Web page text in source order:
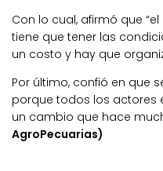
Con lo cual, afirmó que
tiene que tener las
un costo y hay que
Por último, confió en que
porque todos los actores
un cambio que hace
AgroPecuarias)